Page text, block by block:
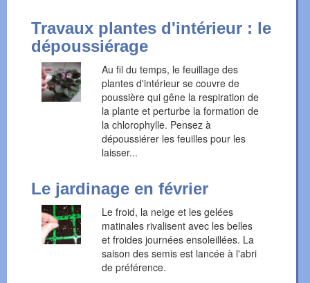
Travaux plantes d'intérieur : le
dépoussiérage
Au fil du temps, le feuillage des
plantes d'intérieur se couvre de
poussière qui gêne la respiration de
la plante et perturbe la formation de
la chlorophylle. Pensez à
dépoussiérer les feuilles pour les
laisser...
Le jardinage en février
Le froid, la neige et les gelées
matinales rivalisent avec les belles
et froides journées ensoleillées. La
saison des semis est lancée à l'abri
de préférence.